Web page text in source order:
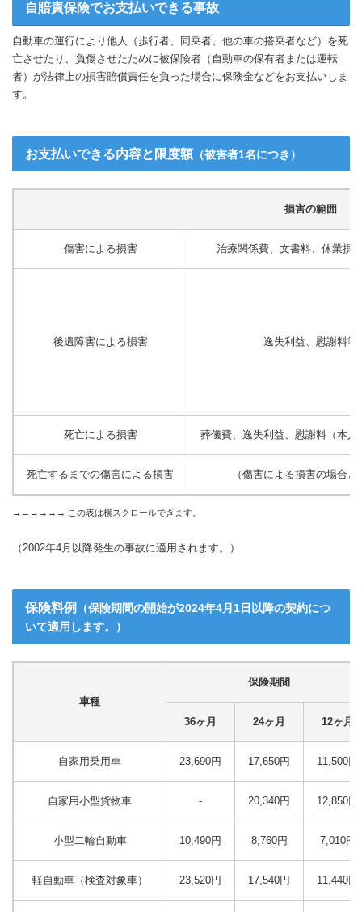
自賠責保険でお支払いできる事故
自動車の運行により他人（歩行者、同乗者、他の車の搭乗者など）を死
亡させたり、負傷させたために被保険者（自動車の保有者または運転
者）が法律上の損害賠償責任を負った場合に保険金などをお支払いしま
す。
お支払いできる内容と限度額 （被害者1名につき）
損害の範囲
傷害による損害 治療関係費、文書料、休業損
後遺障害による損害 逸失利益、慰謝料等
死亡による損害 葬儀費、逸失利益、慰謝料（本人
死亡するまでの傷害による損害 （傷害による損害の場合と
（2002年4月以降発生の事故に適用されます。）
保険料例
（保険期間の開始が2024年4月1日以降の契約につ
いて適用します。）
車種
保険期間
36ヶ月 24ヶ月 12ヶ月
自家用乗用車 23,690円 17,650円 11,500円
自家用小型貨物車 - 20,340円 12,850円
小型二輪自動車 10,490円 8,760円 7,010円
軽自動車（検査対象車） 23,520円 17,540円 11,440円